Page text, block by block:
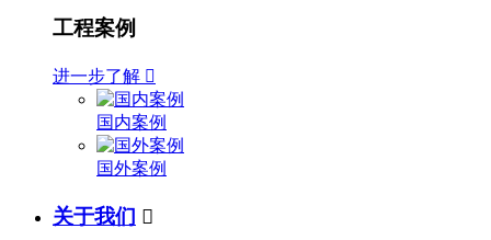
工程案例
进一步了解 
国内案例
国外案例
关于我们 